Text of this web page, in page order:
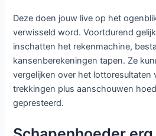
Deze doen jouw live op het
verwisseld word. Voortdurend
inschatten het rekenmachine,
kansenberekeningen tapen. Ze
vergelijken over het lottoresultaten
trekkingen plus aanschouwen
gepresteerd.